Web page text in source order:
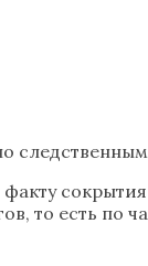
то есть по